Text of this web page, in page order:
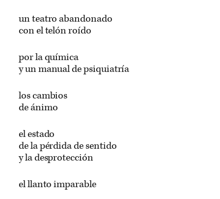
un teatro abandonado
con el telón roído
por la química
y un manual de psiquiatría
los cambios
de ánimo
el estado
de la pérdida de sentido
y la desprotección
el llanto imparable